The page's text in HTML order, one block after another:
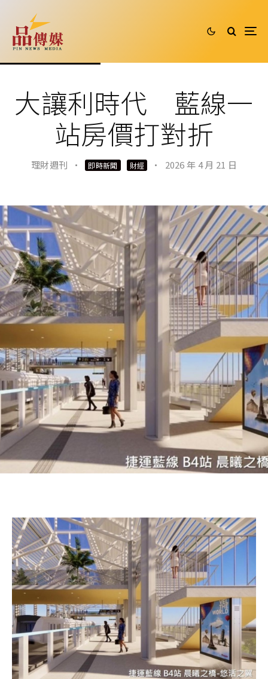
大讓利時代 藍線一
站房價打對折
理財週刊 · 即時新聞 財經 · 2026 年 4 月 21 日